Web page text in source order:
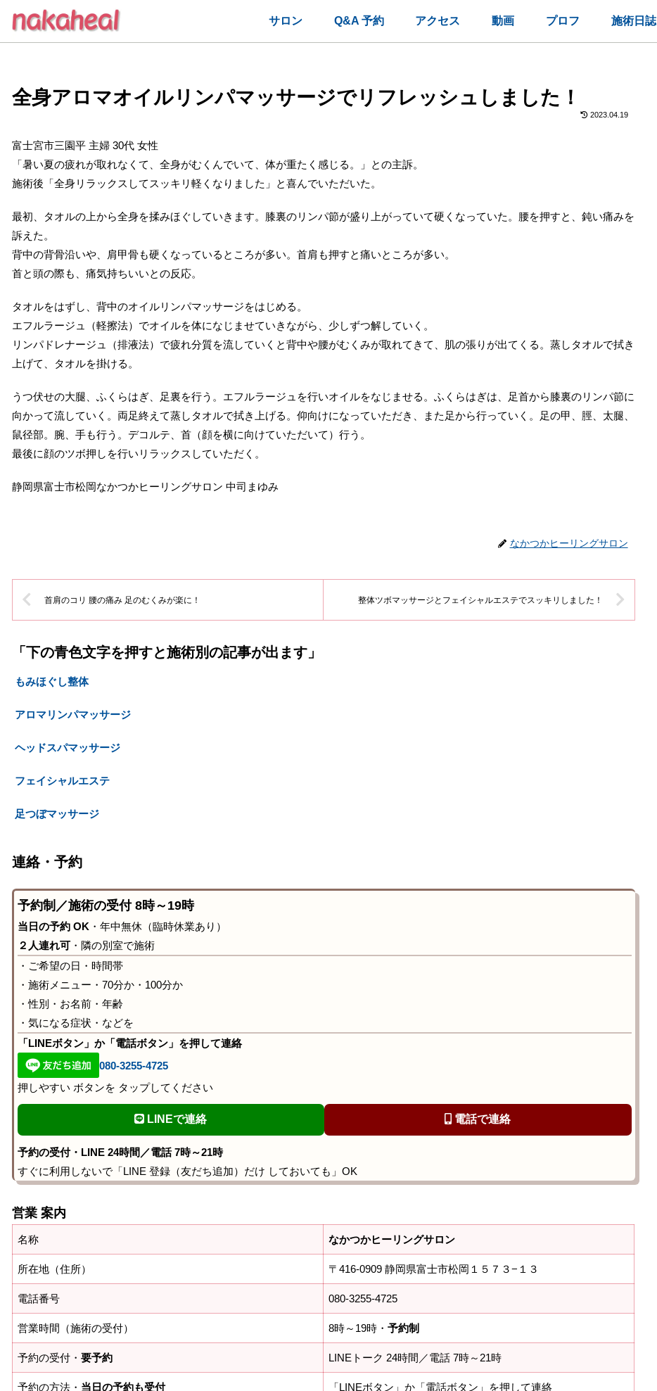
サロン Q&A 予約 アクセス 動画 プロフ 施術日誌
全身アロマオイルリンパマッサージでリフレッシュしました！
2023.04.19
富士宮市三園平 主婦 30代 女性
「暑い夏の疲れが取れなくて、全身がむくんでいて、体が重たく感じる。」との主訴。
施術後「全身リラックスしてスッキリ軽くなりました」と喜んでいただいた。
最初、タオルの上から全身を揉みほぐしていきます。膝裏のリンパ節が盛り上がっていて硬くなっていた。腰を押すと、鈍い痛みを
訴えた。
背中の背骨沿いや、肩甲骨も硬くなっているところが多い。首肩も押すと痛いところが多い。
首と頭の際も、痛気持ちいいとの反応。
タオルをはずし、背中のオイルリンパマッサージをはじめる。
エフルラージュ（軽擦法）でオイルを体になじませていきながら、少しずつ解していく。
リンパドレナージュ（排液法）で疲れ分質を流していくと背中や腰がむくみが取れてきて、肌の張りが出てくる。蒸しタオルで拭き
上げて、タオルを掛ける。
うつ伏せの大腿、ふくらはぎ、足裏を行う。エフルラージュを行いオイルをなじませる。ふくらはぎは、足首から膝裏のリンパ節に
向かって流していく。両足終えて蒸しタオルで拭き上げる。仰向けになっていただき、また足から行っていく。足の甲、脛、太腿、
鼠径部。腕、手も行う。デコルテ、首（顔を横に向けていただいて）行う。
最後に顔のツボ押しを行いリラックスしていただく。
静岡県富士市松岡なかつかヒーリングサロン 中司まゆみ
なかつかヒーリングサロン
首肩のコリ 腰の痛み 足のむくみが楽に！ 整体ツボマッサージとフェイシャルエステでスッキリしました！
「下の青色文字を押すと施術別の記事が出ます」
もみほぐし整体
アロマリンパマッサージ
ヘッドスパマッサージ
フェイシャルエステ
足つぼマッサージ
連絡・予約
予約制／施術の受付 8時～19時
当日の予約 OK ・年中無休（臨時休業あり）
２人連れ可・隣の別室で施術
・ご希望の日・時間帯
・施術メニュー・70分か・100分か
・性別・お名前・年齢
・気になる症状・などを
「LINEボタン」か「電話ボタン」を押して連絡
080-3255-4725
押しやすい ボタンを タップしてください
LINEで連絡 電話で連絡
予約の受付・LINE 24時間／電話 7時～21時
すぐに利用しないで「LINE 登録（友だち追加）だけ しておいても」OK
営業 案内
名称 なかつかヒーリングサロン
所在地（住所） 〒416-0909 静岡県富士市松岡１５７３−１３
電話番号 080-3255-4725
営業時間（施術の受付） 8時～19時・予約制
予約の受付・要予約 LINEトーク 24時間／電話 7時～21時
予約の方法・ 当日の予約も受付 「LINEボタン」か「電話ボタン」を押して連絡